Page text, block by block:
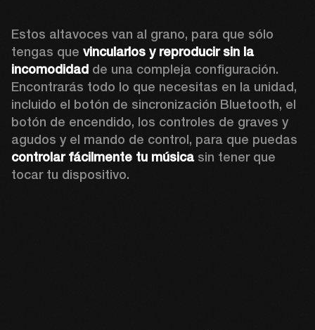
Estos altavoces van al grano, para que sólo
tengas que vincularlos y reproducir sin la
incomodidad de una compleja configuración.
Encontrarás todo lo que necesitas en la unidad,
incluido el botón de sincronización Bluetooth, el
botón de encendido, los controles de graves y
controlar fácilmente tu música sin tener que
tocar tu dispositivo.